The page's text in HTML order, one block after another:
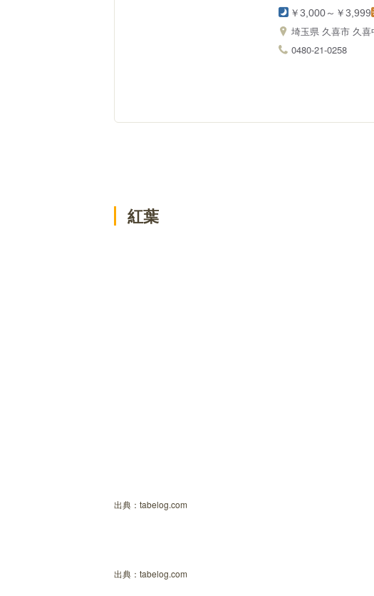
￥3,000～￥3,999
埼玉県 久喜市 久喜
0480-21-0258
紅葉
出典： tabelog.com
出典： tabelog.com